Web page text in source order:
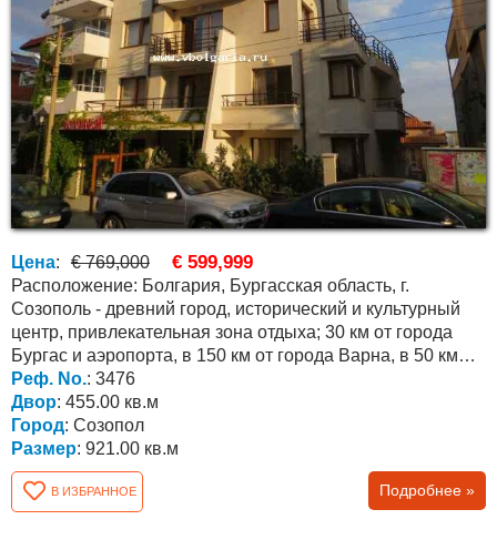
Цена: € 769,000 € 599,999
Расположение: Болгария, Бургасская область, г.
Созополь - древний город, исторический и культурный
центр, привлекательная зона отдыха; 30 км от города
Бургас и аэропорта, в 150 км от города Варна, в 50 км
от...
Реф. No.: 3476
Двор: 455.00 кв.м
Город: Созопол
Размер: 921.00 кв.м
В ИЗБРАННОЕ Подробнее »